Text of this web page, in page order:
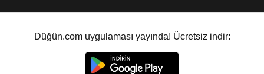
Düğün.com uygulaması yayında! Ücretsiz indir: